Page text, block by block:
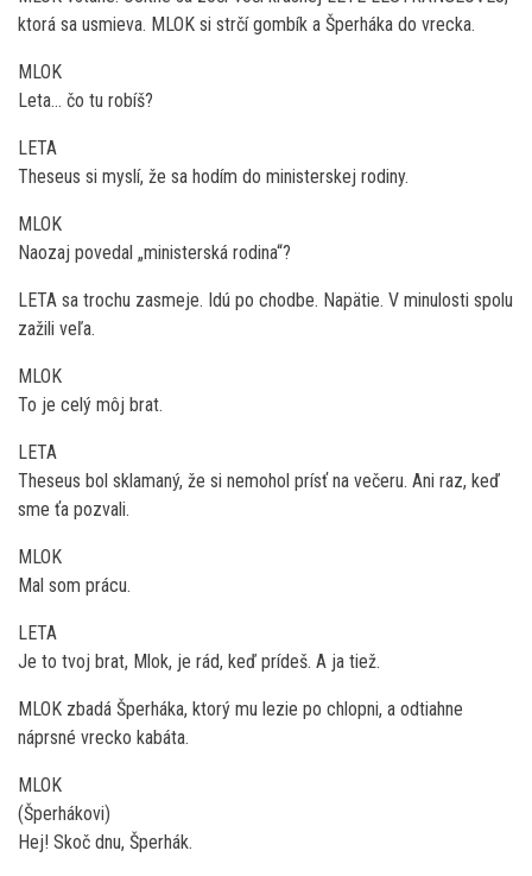
ktorá sa usmieva. MLOK si strčí gombík a Šperháka do vrecka.
MLOK
Leta… čo tu robíš?
LETA
Theseus si myslí, že sa hodím do ministerskej rodiny.
MLOK
Naozaj povedal „ministerská rodina“?
LETA sa trochu zasmeje. Idú po chodbe. Napätie. V minulosti spolu
zažili veľa.
MLOK
To je celý môj brat.
LETA
Theseus bol sklamaný, že si nemohol prísť na večeru. Ani raz, keď
sme ťa pozvali.
MLOK
Mal som prácu.
LETA
Je to tvoj brat, Mlok, je rád, keď prídeš. A ja tiež.
MLOK zbadá Šperháka, ktorý mu lezie po chlopni, a odtiahne
náprsné vrecko kabáta.
MLOK
(Šperhákovi)
Hej! Skoč dnu, Šperhák.